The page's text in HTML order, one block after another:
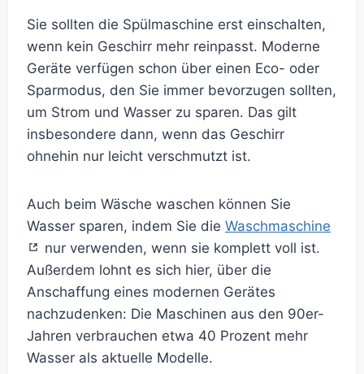
Sie sollten die Spülmaschine erst einschalten,
wenn kein Geschirr mehr reinpasst. Moderne
Geräte verfügen schon über einen Eco- oder
Sparmodus, den Sie immer bevorzugen sollten,
um Strom und Wasser zu sparen. Das gilt
insbesondere dann, wenn das Geschirr
ohnehin nur leicht verschmutzt ist.
Auch beim Wäsche waschen können Sie
Wasser sparen, indem Sie die Waschmaschine
nur verwenden, wenn sie komplett voll ist.
Außerdem lohnt es sich hier, über die
Anschaffung eines modernen Gerätes
nachzudenken: Die Maschinen aus den 90er-
Jahren verbrauchen etwa 40 Prozent mehr
Wasser als aktuelle Modelle.